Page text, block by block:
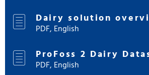
Dairy solution
PDF, English
ProFoss 2 Dairy
PDF, English